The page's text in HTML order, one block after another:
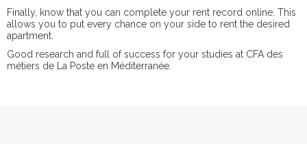
Finally, know that you can complete your rent record online. This
allows you to put every chance on your side to rent the desired
apartment.
Good research and full of success for your studies at CFA des
métiers de La Poste en Méditerranée.